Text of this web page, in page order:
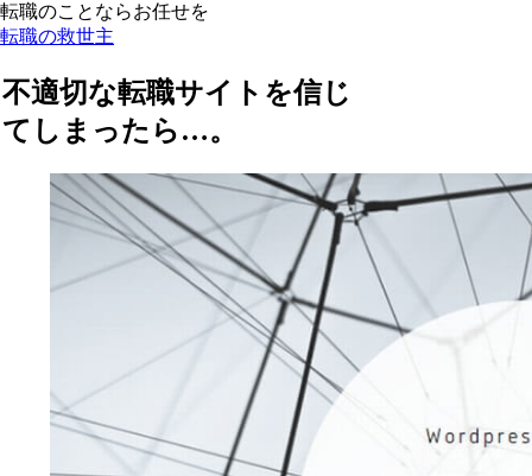
転職のことならお任せを
転職の救世主
不適切な転職サイトを信じ
てしまったら…。